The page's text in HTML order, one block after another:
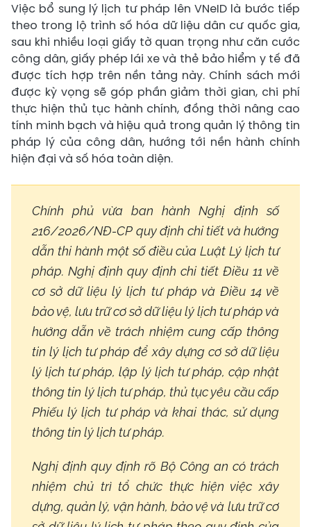
Việc bổ sung lý lịch tư pháp lên VNeID là bước tiếp
theo trong lộ trình số hóa dữ liệu dân cư quốc gia,
sau khi nhiều loại giấy tờ quan trọng như căn cước
công dân, giấy phép lái xe và thẻ bảo hiểm y tế đã
được tích hợp trên nền tảng này. Chính sách mới
được kỳ vọng sẽ góp phần giảm thời gian, chi phí
thực hiện thủ tục hành chính, đồng thời nâng cao
tính minh bạch và hiệu quả trong quản lý thông tin
pháp lý của công dân, hướng tới nền hành chính
hiện đại và số hóa toàn diện.
Chính phủ vừa ban hành Nghị định số
216/2026/NĐ-CP quy định chi tiết và hướng
dẫn thi hành một số điều của Luật Lý lịch tư
pháp. Nghị định quy định chi tiết Điều 11 về
cơ sở dữ liệu lý lịch tư pháp và Điều 14 về
bảo vệ, lưu trữ cơ sở dữ liệu lý lịch tư pháp và
hướng dẫn về trách nhiệm cung cấp thông
tin lý lịch tư pháp để xây dựng cơ sở dữ liệu
lý lịch tư pháp, lập lý lịch tư pháp, cập nhật
thông tin lý lịch tư pháp, thủ tục yêu cầu cấp
Phiếu lý lịch tư pháp và khai thác, sử dụng
thông tin lý lịch tư pháp.
Nghị định quy định rõ Bộ Công an có trách
nhiệm chủ trì tổ chức thực hiện việc xây
dựng, quản lý, vận hành, bảo vệ và lưu trữ cơ